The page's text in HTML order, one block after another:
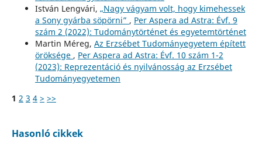
István Lengvári, „Nagy vágyam volt, hogy kimehessek
a Sony gyárba söpörni” , Per Aspera ad Astra: Évf. 9
szám 2 (2022): Tudománytörténet és egyetemtörténet
Martin Méreg, Az Erzsébet Tudományegyetem épített
öröksége , Per Aspera ad Astra: Évf. 10 szám 1-2
(2023): Reprezentáció és nyilvánosság az Erzsébet
Tudományegyetemen
1 2 3 4 > >>
Hasonló cikkek